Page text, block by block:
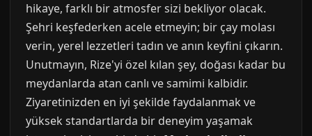
hikaye, farklı bir atmosfer sizi bekliyor olacak.
Şehri keşfederken acele etmeyin; bir çay molası
verin, yerel lezzetleri tadın ve anın keyfini çıkarın.
Unutmayın, Rize'yi özel kılan şey, doğası kadar bu
meydanlarda atan canlı ve samimi kalbidir.
Ziyaretinizden en iyi şekilde faydalanmak ve
yüksek standartlarda bir deneyim yaşamak